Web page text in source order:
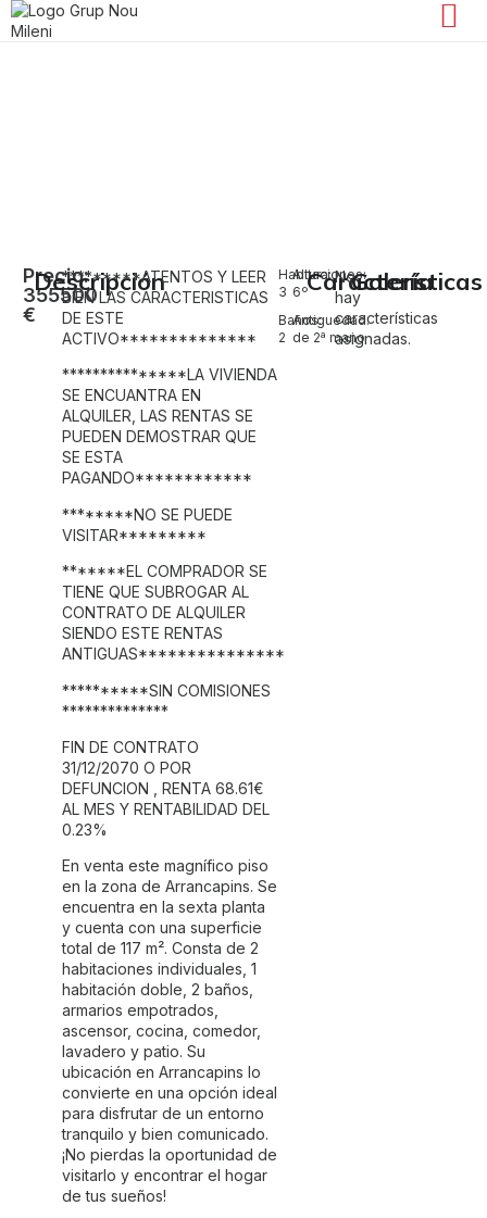
Precio:
355500
€
Descripción
*********ATENTOS Y LEER
BIEN LAS CARACTERISTICAS
DE ESTE
ACTIVO**************
***************LA VIVIENDA
SE ENCUANTRA EN
ALQUILER, LAS RENTAS SE
PUEDEN DEMOSTRAR QUE
SE ESTA
PAGANDO************
********NO SE PUEDE
VISITAR*********
*******EL COMPRADOR SE
TIENE QUE SUBROGAR AL
CONTRATO DE ALQUILER
SIENDO ESTE RENTAS
ANTIGUAS***************
**********SIN COMISIONES
**************
FIN DE CONTRATO
31/12/2070 O POR
DEFUNCION , RENTA 68.61€
AL MES Y RENTABILIDAD DEL
0.23%
En venta este magnífico piso
en la zona de Arrancapins. Se
encuentra en la sexta planta
y cuenta con una superficie
total de 117 m². Consta de 2
habitaciones individuales, 1
habitación doble, 2 baños,
armarios empotrados,
ascensor, cocina, comedor,
lavadero y patio. Su
ubicación en Arrancapins lo
convierte en una opción ideal
para disfrutar de un entorno
tranquilo y bien comunicado.
¡No pierdas la oportunidad de
visitarlo y encontrar el hogar
de tus sueños!
Habitaciones:
3
Baños:
2
Altura:
6º
Antiguedad:
de 2ª mano
Características
No
hay
características
asignadas.
Galería